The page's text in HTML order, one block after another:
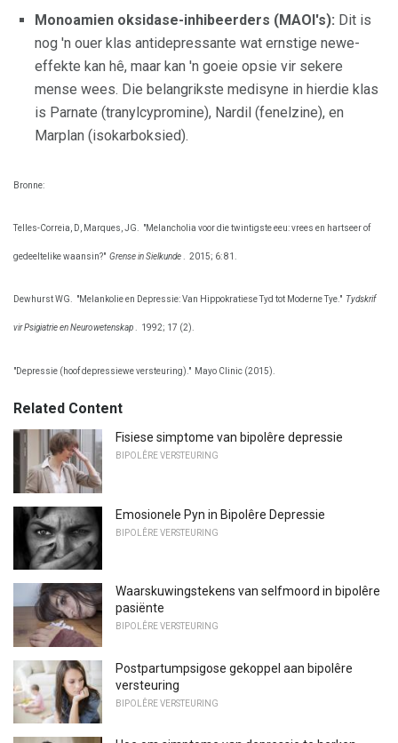
Monoamien oksidase-inhibeerders (MAOI's): Dit is
nog 'n ouer klas antidepressante wat ernstige newe-
effekte kan hê, maar kan 'n goeie opsie vir sekere
mense wees. Die belangrikste medisyne in hierdie klas
is Parnate (tranylcypromine), Nardil (fenelzine), en
Marplan (isokarboksied).
Bronne:
Telles-Correia, D, Marques, JG. "Melancholia voor die twintigste eeu: vrees en hartseer of
gedeeltelike waansin?" Grense in Sielkunde. 2015; 6: 81.
Dewhurst WG. "Melankolie en Depressie: Van Hippokratiese Tyd tot Moderne Tye." Tydskrif
vir Psigiatrie en Neurowetenskap. 1992; 17 (2).
"Depressie (hoof depressiewe versteuring)." Mayo Clinic (2015).
Related Content
Fisiese simptome van bipolêre depressie
BIPOLÊRE VERSTEURING
Emosionele Pyn in Bipolêre Depressie
BIPOLÊRE VERSTEURING
Waarskuwingstekens van selfmoord in bipolêre
pasiënte
BIPOLÊRE VERSTEURING
Postpartumpsigose gekoppel aan bipolêre
versteuring
BIPOLÊRE VERSTEURING